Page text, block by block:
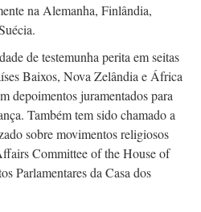
na Alemanha, Finlândia,
de testemunha perita em seitas
Baixos, Nova Zelândia e África
depoimentos juramentados para
Também tem sido chamado a
sobre movimentos religiosos
Committee of the House of
Parlamentares da Casa dos